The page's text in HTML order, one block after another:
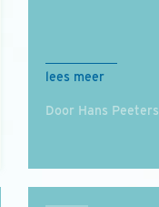
lees meer
Door Hans Peeters